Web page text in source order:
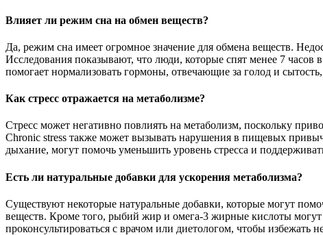
Влияет ли режим сна на обмен веществ?
Да, режим сна имеет огромное значение для обмена веществ.
Исследования показывают, что люди, которые спят менее 7
помогает нормализовать гормоны, отвечающие за голод и
Как стресс отражается на метаболизме?
Стресс может негативно повлиять на метаболизм, поскольку
Chronic stress также может вызывать нарушения в пищевых
дыхание, могут помочь уменьшить уровень стресса и
Есть ли натуральные добавки для ускорения метаболизма?
Существуют некоторые натуральные добавки, которые могут
веществ. Кроме того, рыбий жир и омега-3 жирные кислоты
проконсультироваться с врачом или диетологом, чтобы избежать